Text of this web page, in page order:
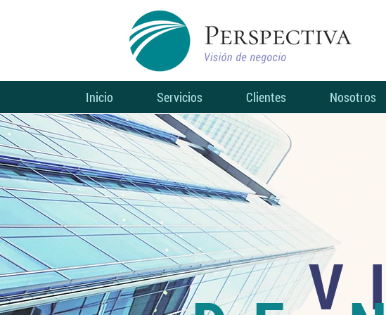
Inicio Servicios Clientes Nosotros